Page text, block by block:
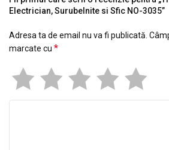
Electrician, Surubelnite si Sfic NO-3035”
Adresa ta de email nu va fi publicată.
marcate cu *